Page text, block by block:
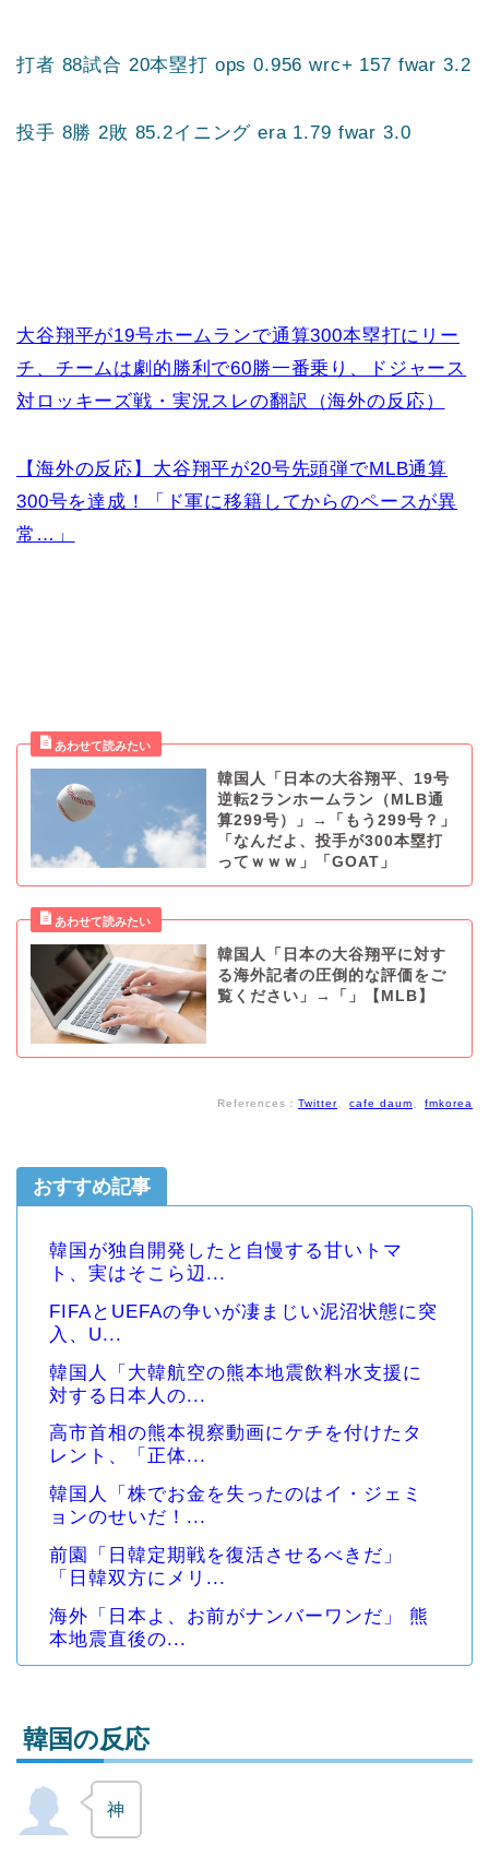
打者 88試合 20本塁打 ops 0.956 wrc+ 157 fwar 3.2
投手 8勝 2敗 85.2イニング era 1.79 fwar 3.0
大谷翔平が19号ホームランで通算300本塁打にリー
チ、チームは劇的勝利で60勝一番乗り、ドジャース
対ロッキーズ戦・実況スレの翻訳（海外の反応）
【海外の反応】大谷翔平が20号先頭弾でMLB通算
300号を達成！「ド軍に移籍してからのペースが異
常…」
韓国人「日本の大谷翔平、19号
逆転2ランホームラン（MLB通
算299号）」→「もう299号？」
「なんだよ、投手が300本塁打
ってｗｗｗ」「GOAT」
韓国人「日本の大谷翔平に対す
る海外記者の圧倒的な評価をご
覧ください」→「」【MLB】
References： Twitter cafe daum fmkorea
おすすめ記事
韓国が独自開発したと自慢する甘いトマ
ト、実はそこら辺...
FIFAとUEFAの争いが凄まじい泥沼状態に突
入、U...
韓国人「大韓航空の熊本地震飲料水支援に
対する日本人の...
高市首相の熊本視察動画にケチを付けたタ
レント、「正体...
韓国人「株でお金を失ったのはイ・ジェミ
ョンのせいだ！...
前園「日韓定期戦を復活させるべきだ」
「日韓双方にメリ...
海外「日本よ、お前がナンバーワンだ」 熊
本地震直後の...
Powered by livedoor 相互RSS
韓国の反応
神